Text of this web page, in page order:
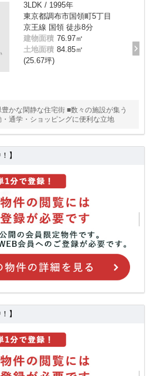
3LDK / 1995年
東京都調布市国領町5丁目
京王線 国領 徒歩8分
建物面積 76.97㎡
土地面積 84.85㎡
(25.67坪)
かな閑静な住宅街 ■数々の施設が集う
・通学・ショッピングに便利な立地
】
】